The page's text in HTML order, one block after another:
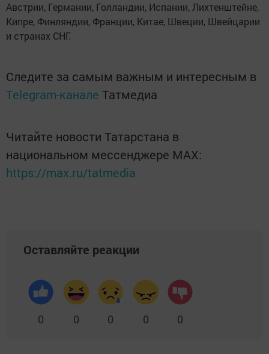
Австрии, Германии, Голландии, Испании, Лихтенштейне,
Кипре, Финляндии, Франции, Китае, Швеции, Швейцарии
и странах СНГ.
Следите за самым важным и интересным в
Telegram-канале Татмедиа
Читайте новости Татарстана в
национальном мессенджере MАХ:
https://max.ru/tatmedia
Оставляйте реакции
0 0 0 0 0